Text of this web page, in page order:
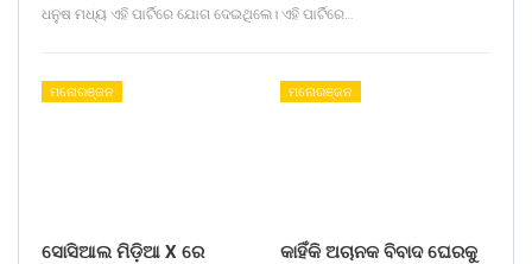
ଧନୁଷ ମଧ୍ୟ ଏହି ପାର୍ଟିରେ ଯୋଗ ଦେଇଥିଲେ। ଏହି ପାର୍ଟିରେ…
ମନୋରଞ୍ଜନ
ସୋସିଆଲ ମିଡ଼ିଆ X ରେ
ମନୋରଞ୍ଜନ
କାହିଁକି ଅଚାନକ ବିବାଦ ଘେରକୁ